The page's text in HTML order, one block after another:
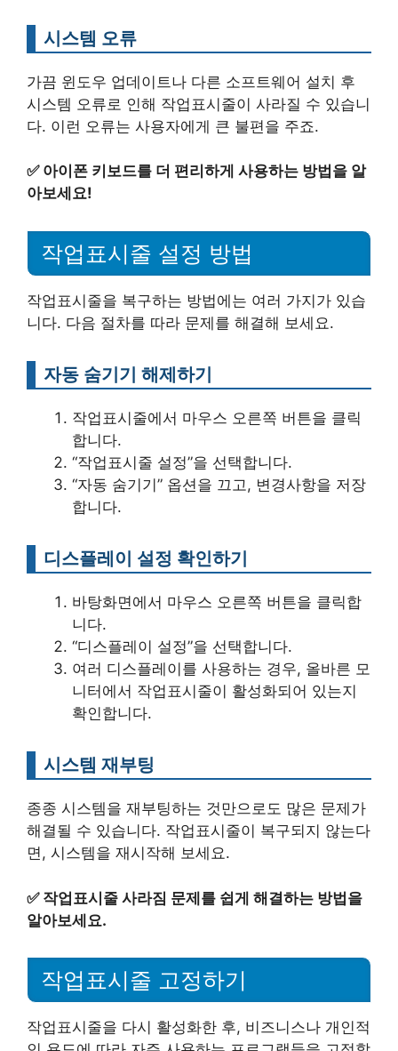
시스템 오류
가끔 윈도우 업데이트나 다른 소프트웨어 설치 후
시스템 오류로 인해 작업표시줄이 사라질 수 있습니
다. 이런 오류는 사용자에게 큰 불편을 주죠.
✅ 아이폰 키보드를 더 편리하게 사용하는 방법을 알
아보세요!
작업표시줄 설정 방법
작업표시줄을 복구하는 방법에는 여러 가지가 있습
니다. 다음 절차를 따라 문제를 해결해 보세요.
자동 숨기기 해제하기
작업표시줄에서 마우스 오른쪽 버튼을 클릭
합니다.
“작업표시줄 설정”을 선택합니다.
“자동 숨기기” 옵션을 끄고, 변경사항을 저장
합니다.
디스플레이 설정 확인하기
바탕화면에서 마우스 오른쪽 버튼을 클릭합
니다.
“디스플레이 설정”을 선택합니다.
여러 디스플레이를 사용하는 경우, 올바른 모
니터에서 작업표시줄이 활성화되어 있는지
확인합니다.
시스템 재부팅
종종 시스템을 재부팅하는 것만으로도 많은 문제가
해결될 수 있습니다. 작업표시줄이 복구되지 않는다
면, 시스템을 재시작해 보세요.
✅ 작업표시줄 사라짐 문제를 쉽게 해결하는 방법을
알아보세요.
작업표시줄 고정하기
작업표시줄을 다시 활성화한 후, 비즈니스나 개인적